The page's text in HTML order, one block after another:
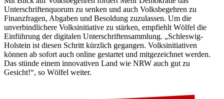
Unterschriftenquorum zu senken und auch Volksbegehren zu
Finanzfragen, Abgaben und Besoldung zuzulassen. Um die
unverbindlichere Volksinitiative zu stärken, empfiehlt Wölfel die
Einführung der digitalen Unterschriftensammlung. „Schleswig-
Holstein ist diesen Schritt kürzlich gegangen. Volksinitiativen
können ab sofort auch online gestartet und mitgezeichnet werden.
Das stünde einem innovativen Land wie NRW auch gut zu
Gesicht!“, so Wölfel weiter.